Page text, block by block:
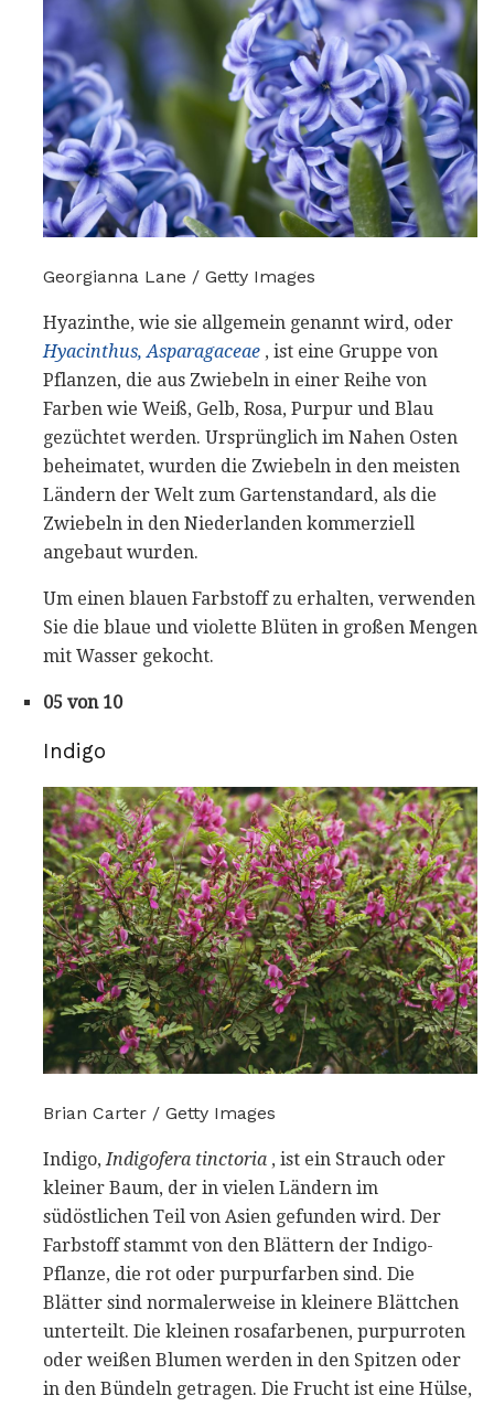
Georgianna Lane / Getty Images
Hyazinthe, wie sie allgemein genannt wird, oder
Hyacinthus, Asparagaceae , ist eine Gruppe von
Pflanzen, die aus Zwiebeln in einer Reihe von
Farben wie Weiß, Gelb, Rosa, Purpur und Blau
gezüchtet werden. Ursprünglich im Nahen Osten
beheimatet, wurden die Zwiebeln in den meisten
Ländern der Welt zum Gartenstandard, als die
Zwiebeln in den Niederlanden kommerziell
angebaut wurden.
Um einen blauen Farbstoff zu erhalten, verwenden
Sie die blaue und violette Blüten in großen Mengen
mit Wasser gekocht.
05 von 10
Indigo
Brian Carter / Getty Images
Indigo,Indigofera tinctoria , ist ein Strauch oder
kleiner Baum, der in vielen Ländern im
südöstlichen Teil von Asien gefunden wird. Der
Farbstoff stammt von den Blättern der Indigo-
Pflanze, die rot oder purpurfarben sind. Die
Blätter sind normalerweise in kleinere Blättchen
unterteilt. Die kleinen rosafarbenen, purpurroten
oder weißen Blumen werden in den Spitzen oder
in den Bündeln getragen. Die Frucht ist eine Hülse,